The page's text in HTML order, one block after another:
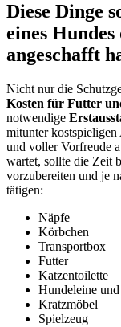
Diese Dinge
eines
angeschafft
Nicht nur die
Kosten für Futter
notwendige
mitunter kostspieligen
und voller Vorfreude
wartet, sollte die Zeit
vorzubereiten und je
tätigen:
Näpfe
Körbchen
Transportbox
Futter
Katzentoilette
Hundeleine
Kratzmöbel
Spielzeug